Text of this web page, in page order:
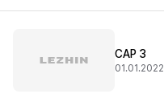
CAP 3
01.01.2022